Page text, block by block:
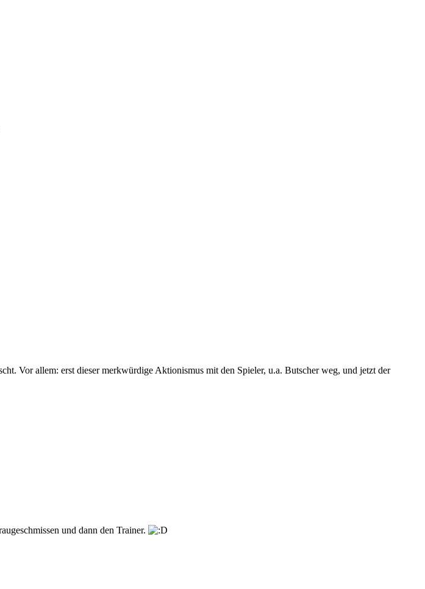
Vor allem: erst dieser merkwürdige Aktionismus mit den Spieler, u.a. Butscher weg, und jetzt der
und dann den Trainer.